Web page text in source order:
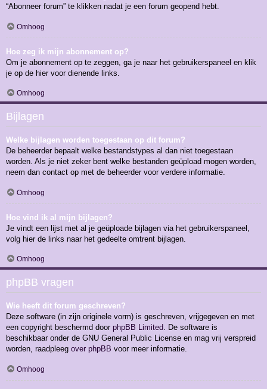
“Abonneer forum” te klikken nadat je een forum geopend hebt.
Omhoog
Hoe zeg ik mijn abonnement op?
Om je abonnement op te zeggen, ga je naar het gebruikerspaneel en klik
je op de hier voor dienende links.
Omhoog
Bijlagen
Welke bijlagen worden toegestaan op dit forum?
De beheerder bepaalt welke bestandstypes al dan niet toegestaan
worden. Als je niet zeker bent welke bestanden geüpload mogen worden,
neem dan contact op met de beheerder voor verdere informatie.
Omhoog
Hoe vind ik al mijn bijlagen?
Je vindt een lijst met al je geüploade bijlagen via het gebruikerspaneel,
volg hier de links naar het gedeelte omtrent bijlagen.
Omhoog
phpBB vragen
Wie heeft dit forum geschreven?
Deze software (in zijn originele vorm) is geschreven, vrijgegeven en met
een copyright beschermd door phpBB Limited. De software is
beschikbaar onder de GNU General Public License en mag vrij verspreid
worden, raadpleeg over phpBB voor meer informatie.
Omhoog